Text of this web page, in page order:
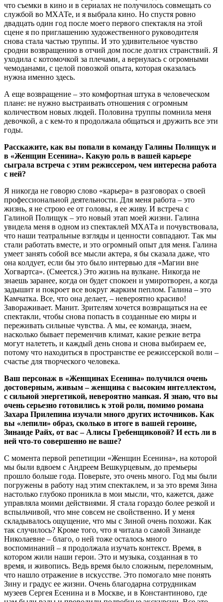
что съемки в кино и в сериалах не получилось совмещать со
службой во МХАТе, и я выбрала кино. Но спустя ровно
двадцать один год после моего первого спектакля на этой
сцене я по приглашению художественного руководителя
снова стала частью труппы. И это удивительное чувство
сродни возвращению в отчий дом после долгих странствий. Я
уходила с котомочкой за плечами, а вернулась с огромными
чемоданами, с целой повозкой опыта, которая оказалась
нужна именно здесь.
А еще возвращение – это комфортная штука в человеческом
плане: не нужно выстраивать отношения с огромным
количеством новых людей. Половина труппы помнила меня
девочкой, а с кем-то я продолжала общаться и дружить все эти
годы.
Расскажите, как вы попали в команду Галины Полищук и
в «Женщин Есенина». Какую роль в вашей карьере
сыграла встреча с этим режиссером, чем интересна работа
с ней?
Я никогда не говорю слово «карьера» в разговорах о своей
профессиональной деятельности. Для меня работа – это
жизнь, я не строю ее от головы, я ее живу. И встреча с
Галиной Полищук – это новый этап моей жизни. Галина
увидела меня в одном из спектаклей МХАТа и почувствовала,
что наши театральные взгляды и ценности совпадают. Так мы
стали работать вместе, и это огромный опыт для меня. Галина
умеет занять собой все мысли актера, я бы сказала даже, что
она колдует, если бы это было интервью для «Магии вне
Хогвартса». (Смеется.) Это жизнь на вулкане. Никогда не
знаешь заранее, когда он будет спокоен и умиротворен, а когда
задышит и покроет все вокруг жарким пеплом. Галина – это
Камчатка. Все, что она делает, – невероятно красиво!
Завораживает. Манит. Зрителям хочется возвращаться на ее
спектакли, чтобы снова попасть в созданные ею миры и
переживать сильные чувства. А мы, ее команда, знаем,
насколько бывает переменчив климат, какие резкие ветра
могут налететь, и каждый день снова и снова выбираем ее,
потому что находиться в пространстве ее режиссерской воли –
счастье для творческого человека.
Ваш персонаж в «Женщинах Есенина» получился очень
достоверным, живым – женщина с высоким интеллектом,
с сильной энергетикой, невероятно манкая. Я знаю, что вы
очень серьезно готовились к этой роли, помимо романа
Захара Прилепина изучали много других источников. Как
вы «лепили» образ, сколько в итоге в вашей героине,
Зинаиде Райх, от вас – Алисы Гребенщиковой? И есть ли в
ней что-то совершенно не ваше?
С момента первой репетиции «Женщин Есенина», на которой
мы были вдвоем с Андреем Вешкурцевым, до премьеры
прошло больше года. Поверьте, это очень много. Год мы были
погружены в работу над этим спектаклем, и за это время Зина
настолько глубоко проникла в мои мысли, что, кажется, даже
управляла моими действиями. Я стала гораздо более резкой и
вспыльчивой, что мне совсем не свойственно. И у меня
складывалось ощущение, что мы с Зиной очень похожи. Как
так случилось? Кроме того, что я читала о самой Зинаиде
Николаевне – благо, о ней тоже осталось много
воспоминаний – я продолжала изучать контекст. Время, в
котором жили наши герои. Это и музыка, созданная в то
время, и живопись. Ведь время было сложным, переломным,
что нашло отражение в искусстве. Это помогало мне понять
Зину и градус ее жизни. Очень благодарна сотрудникам
музеев Сергея Есенина и в Москве, и в Константиново, где